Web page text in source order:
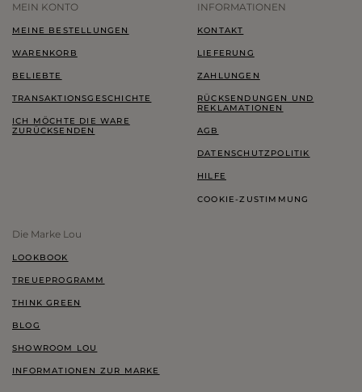
MEIN KONTO
MEINE BESTELLUNGEN
WARENKORB
BELIEBTE
TRANSAKTIONSGESCHICHTE
ICH MÖCHTE DIE WARE
ZURÜCKSENDEN
INFORMATIONEN
KONTAKT
LIEFERUNG
ZAHLUNGEN
RÜCKSENDUNGEN UND
REKLAMATIONEN
AGB
DATENSCHUTZPOLITIK
HILFE
COOKIE-ZUSTIMMUNG
Die Marke Lou
LOOKBOOK
TREUEPROGRAMM
THINK GREEN
BLOG
SHOWROOM LOU
INFORMATIONEN ZUR MARKE